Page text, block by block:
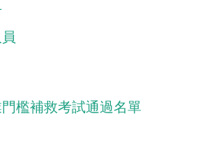
檻補救考試通過名單